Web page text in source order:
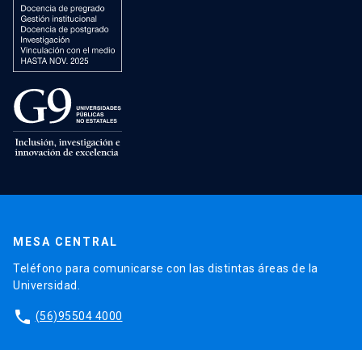
MESA CENTRAL
Teléfono para comunicarse con las distintas áreas de la
Universidad.
phone (56)95504 4000